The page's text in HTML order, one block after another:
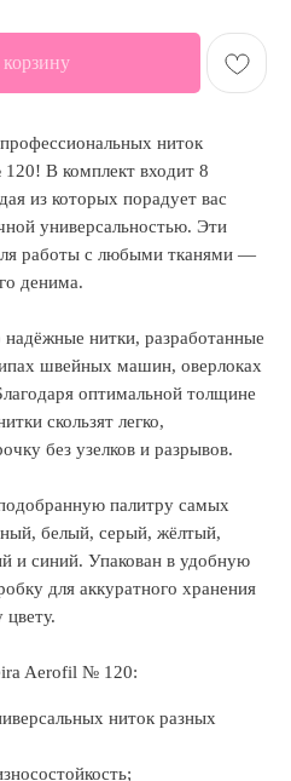
ниток
В комплект входит 8
из которых порадует вас
универсальностью. Эти
работы с любыми тканями —
денима.
нитки, разработанные
швейных машин, оверлоках
оптимальной толщине
скользят легко,
без узелков и разрывов.
палитру самых
белый, серый, жёлтый,
и синий. Упакован в удобную
для аккуратного хранения
цвету.
Aerofil № 120:
ниток разных